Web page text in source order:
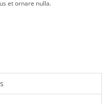
et ornare nulla.